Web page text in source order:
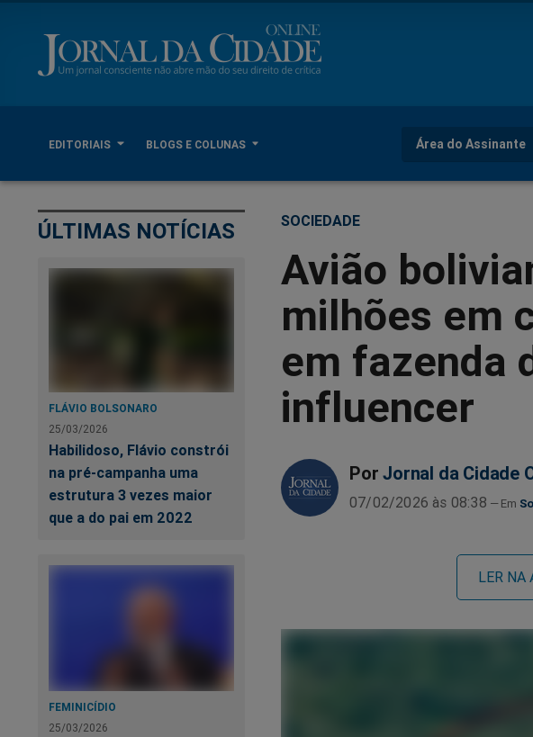
EDITORIAIS BLOGS E COLUNAS Área do Assinante
ÚLTIMAS NOTÍCIAS
FLÁVIO BOLSONARO
25/03/2026
Habilidoso, Flávio constrói
na pré-campanha uma
estrutura 3 vezes maior
que a do pai em 2022
FEMINICÍDIO
25/03/2026
SOCIEDADE
Avião
milhões em
em fazenda
influencer
Por Jornal da Cidade
07/02/2026 às 08:38
LER NA